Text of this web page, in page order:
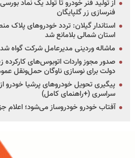
از تولید فنر خودرو تا تولد یک نماد
فنرسازی زر گلپایگان
استان شمالی بلامانع شد
ماشاله وردینی مدیرعامل شرکت گواه شد
دولت برای نوسازی ناوگان حمل‌ونقل
پیگیری تحویل خودروهای پرشیا خودرو
سراسری (+راهنمای کامل)
آفتاب خودرو خودروساز می‌شود؛ اعلام